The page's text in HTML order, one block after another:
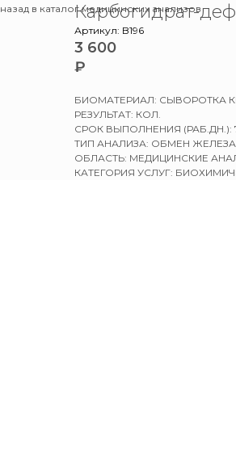
назад в каталог медицинских анализов
Карбогидрат-
Артикул: B196
3 600
₽
БИОМАТЕРИАЛ: СЫВОРОТКА
РЕЗУЛЬТАТ: КОЛ.
СРОК ВЫПОЛНЕНИЯ (РАБ.ДН.):
ТИП АНАЛИЗА: ОБМЕН ЖЕЛЕЗА
ОБЛАСТЬ: МЕДИЦИНСКИЕ
КАТЕГОРИЯ УСЛУГ: